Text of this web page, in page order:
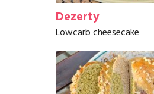
Dezerty
Lowcarb cheesecake